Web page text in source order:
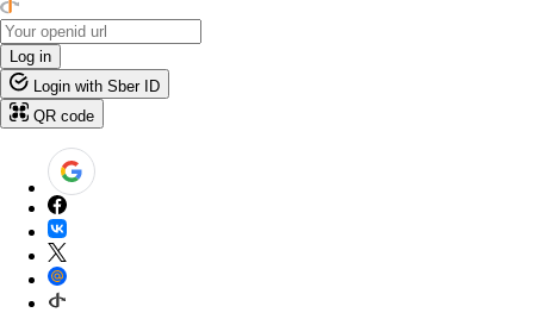
Log in
Login with Sber ID
QR code